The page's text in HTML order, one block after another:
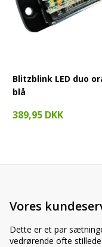
Denne LED rotorblink
du ønsker ekstra
ideel løsning til dig, der
Blitzblink LED duo
blå
389,95 DKK
Vores
Dette er et par
vedrørende ofte